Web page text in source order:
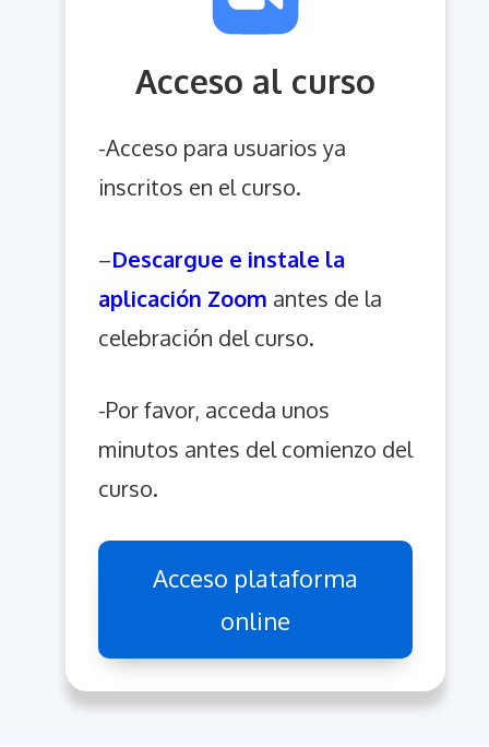
Acceso al curso
-Acceso para usuarios ya
inscritos en el curso.
–Descargue e instale la
aplicación Zoom antes de la
celebración del curso.
-Por favor, acceda unos
minutos antes del comienzo del
curso.
Acceso plataforma
online